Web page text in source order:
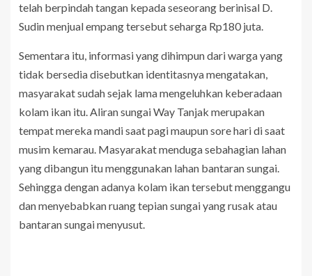
telah berpindah tangan kepada seseorang berinisal D.
Sudin menjual empang tersebut seharga Rp180 juta.
Sementara itu, informasi yang dihimpun dari warga yang
tidak bersedia disebutkan identitasnya mengatakan,
masyarakat sudah sejak lama mengeluhkan keberadaan
kolam ikan itu. Aliran sungai Way Tanjak merupakan
tempat mereka mandi saat pagi maupun sore hari di saat
musim kemarau. Masyarakat menduga sebahagian lahan
yang dibangun itu menggunakan lahan bantaran sungai.
Sehingga dengan adanya kolam ikan tersebut menggangu
dan menyebabkan ruang tepian sungai yang rusak atau
bantaran sungai menyusut.